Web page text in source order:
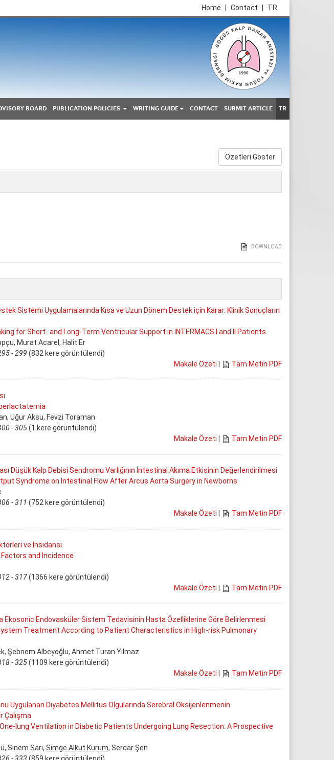
TR
Contact
Home
BOARD PUBLICATION POLICIES WRITING GUIDE CONTACT SUBMIT ARTICLE TR
Özetleri Göster
DOWNLOAD
Sistemi Uygulamalarında Kısa ve Uzun Dönem Destek için Karar: Klinik Sonuçların
for Short- and Long-Term Ventricular Support in INTERMACS I and II Patients
Murat Acarel, Halit Er
- 299 (832 kere görüntülendi)
Makale Özeti
Tam Metin PDF
Uğur Aksu, Fevzi Toraman
- 305(1 kere görüntülendi)
Makale Özeti
Tam Metin PDF
Düşük Kalp Debisi Sendromu Varlığının İntestinal Akıma Etkisinin Değerlendirilmesi
Syndrome on Intestinal Flow After Arcus Aorta Surgery in Newborns
- 311 (752 kere görüntülendi)
Makale Özeti
Tam Metin PDF
ve İnsidansı
and Incidence
- 317(1366 kere görüntülendi)
Makale Özeti
Tam Metin PDF
Ekosonic Endovasküler Sistem Tedavisinin Hasta Özelliklerine Göre Belirlenmesi
Treatment According to Patient Characteristics in High-risk Pulmonary
Şebnem Albeyoğlu, Ahmet Turan Yılmaz
- 325(1109 kere görüntülendi)
Makale Özeti
Tam Metin PDF
Uygulanan Diyabetes Mellitus Olgularında Serebral Oksijenlenmenin
Çalışma
lung Ventilation in Diabetic Patients Undergoing Lung Resection: A Prospective
Sinem Sarı, Simge Alkut Kurum, Serdar Şen
- 333 (859 kere görüntülendi)